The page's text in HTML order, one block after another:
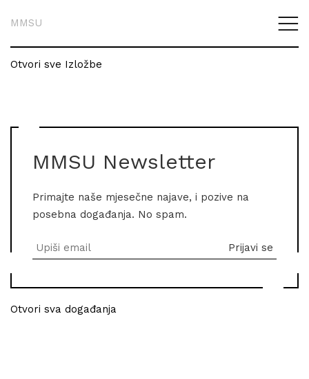
MMSU
Otvori sve Izložbe
MMSU Newsletter
Primajte naše mjesečne najave, i pozive na
posebna događanja. No spam.
Otvori sva događanja